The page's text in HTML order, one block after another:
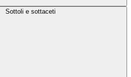
Sottoli e sottaceti